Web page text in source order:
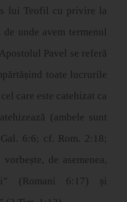
lui Teofil cu privire la
de unde avem termenul
Pavel se referă
șind toate lucrurile
cel care este catehizat ca
ă (ambele sunt
6:6; cf. Rom. 2:18;
vorbește, de asemenea,
” (Romani 6:17) și